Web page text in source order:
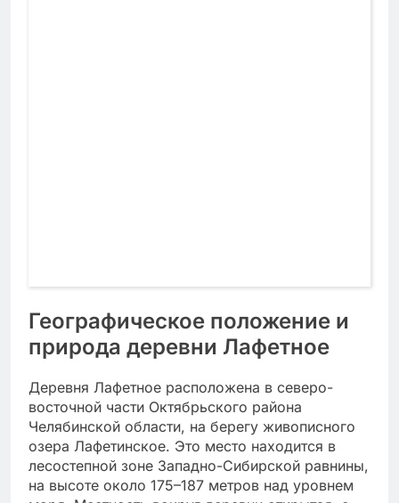
Географическое положение и
природа деревни Лафетное
Деревня Лафетное расположена в северо-
восточной части Октябрьского района
Челябинской области, на берегу живописного
озера Лафетинское. Это место находится в
лесостепной зоне Западно-Сибирской равнины,
на высоте около 175–187 метров над уровнем